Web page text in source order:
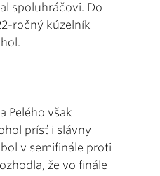
spoluhráčovi. Do
ročný kúzelník
Pelého však
prísť i slávny
v semifinále proti
že vo finále